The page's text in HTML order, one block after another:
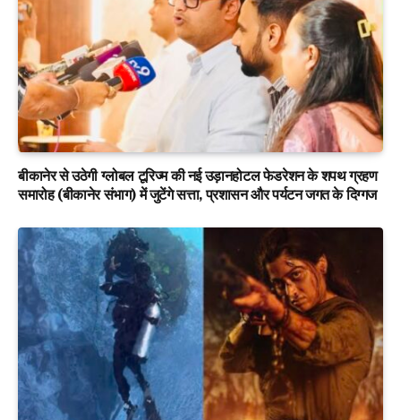
बीकानेर से उठेगी ग्लोबल टूरिज्म की नई उड़ानहोटल फेडरेशन के शपथ ग्रहण
समारोह (बीकानेर संभाग) में जुटेंगे सत्ता, प्रशासन और पर्यटन जगत के दिग्गज